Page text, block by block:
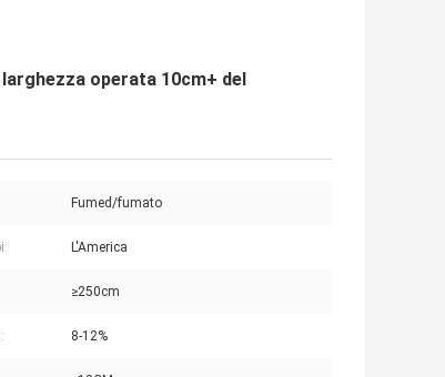
operata 10cm+ del
Fumed/fumato
L'America
≥250cm
8-12%